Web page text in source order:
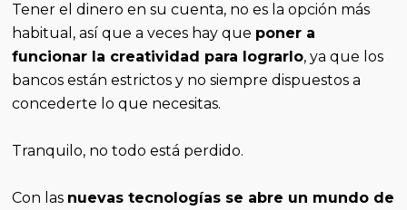
Tener el dinero en su cuenta, no es la opción más
habitual, así que a veces hay que poner a
funcionar la creatividad para lograrlo, ya que los
bancos están estrictos y no siempre dispuestos a
concederte lo que necesitas.
Tranquilo, no todo está perdido.
Con las nuevas tecnologías se abre un mundo de